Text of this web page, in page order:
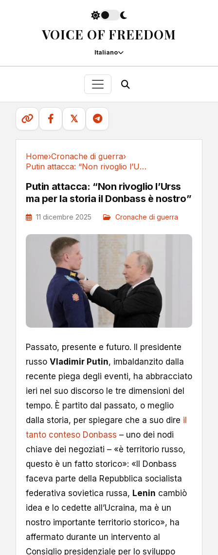
VOICE OF FREEDOM
Italiano
𝕏
Home›Cronache di guerra›
Putin attacca: “Non rivoglio l’Urss ma per la...
Putin attacca: “Non rivoglio l’Urss
ma per la storia il Donbass è nostro”
11 dicembre 2025 Cronache di guerra
Passato, presente e futuro. Il presidente
russo Vladimir Putin, imbaldanzito dalla
recente piega degli eventi, ha abbracciato
ieri nel suo discorso le tre dimensioni del
tempo. È partito dal passato, o meglio
dalla storia, per spiegare che a suo dire il
tanto conteso Donbass – uno dei nodi
chiave dei negoziati – «è territorio russo,
questo è un fatto storico»: «Il Donbass
faceva parte della Repubblica socialista
federativa sovietica russa, Lenin cambiò
idea e lo cedette all’Ucraina, ma è un
nostro importante territorio storico», ha
affermato durante un intervento al
Consiglio presidenziale per lo sviluppo